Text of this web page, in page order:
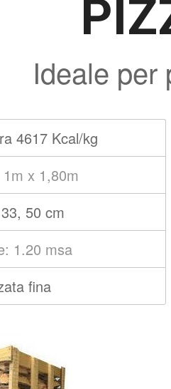
Ideale per
4617 Kcal/kg
x 1,80m
50 cm
1.20 msa
fina